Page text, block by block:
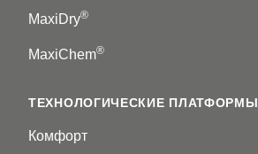
MaxiDry®
MaxiChem®
ТЕХНОЛОГИЧЕСКИЕ ПЛАТФОРМЫ
Комфорт